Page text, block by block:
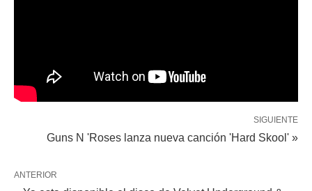
SIGUIENTE
Guns N 'Roses lanza nueva canción 'Hard Skool' »
ANTERIOR